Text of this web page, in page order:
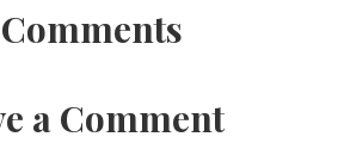
Comments
a Comment